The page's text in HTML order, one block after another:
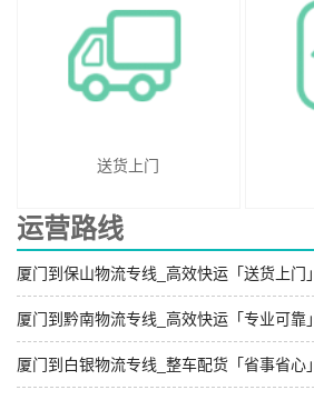
送货上门
运营路线
厦门到保山物流专线_高效快运「送货上门」
厦门到黔南物流专线_高效快运「专业可靠」
厦门到白银物流专线_整车配货「省事省心」